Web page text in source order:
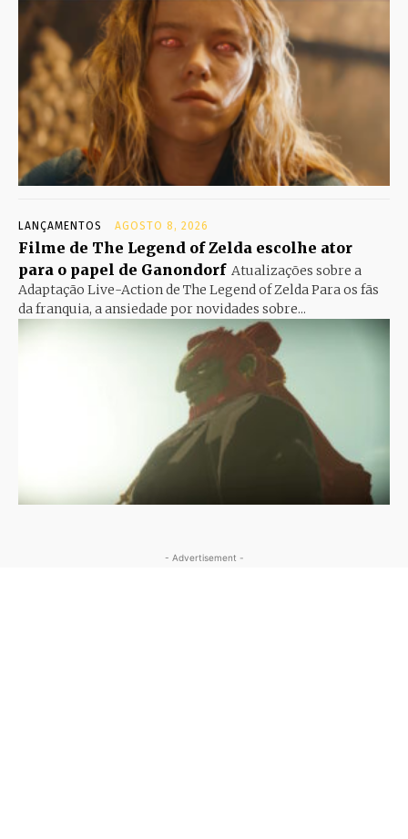
LANÇAMENTOS AGOSTO 8, 2026
Filme de The Legend of Zelda escolhe ator
para o papel de Ganondorf Atualizações sobre a
Adaptação Live-Action de The Legend of Zelda Para os fãs
da franquia, a ansiedade por novidades sobre...
- Advertisement -